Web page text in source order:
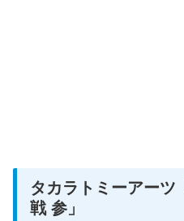
タカラトミーアーツ
戦 参」